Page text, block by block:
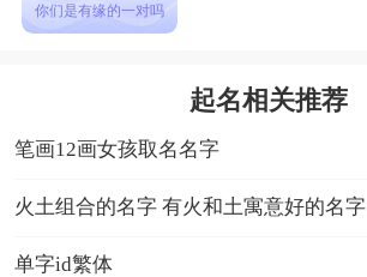
你们是有缘的一对吗
起名相关推荐
笔画12画女孩取名名字
火土组合的名字 有火和土寓意好的名字
单字id繁体